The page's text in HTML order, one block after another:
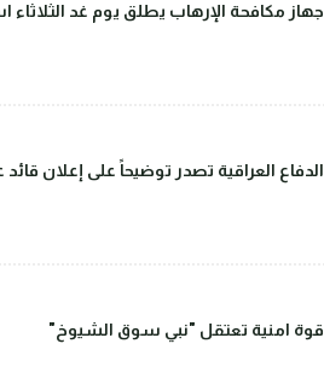
جهاز مكافحة الإرهاب يطلق يوم غد الثلاثاء
الدفاع العراقية تصدر توضيحاً على إعلان
قوة امنية تعتقل "نبي سوق الشيوخ"